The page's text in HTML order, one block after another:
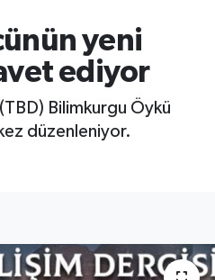
yeni
ediyor
Bilimkurgu Öykü
kez düzenleniyor.